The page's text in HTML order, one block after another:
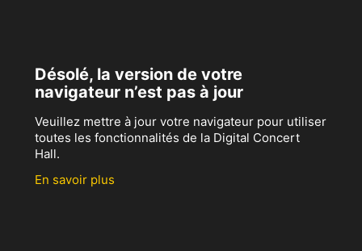
Désolé, la version de votre
navigateur n’est pas à jour
Veuillez mettre à jour votre navigateur pour utiliser
toutes les fonctionnalités de la Digital Concert
Hall.
En savoir plus